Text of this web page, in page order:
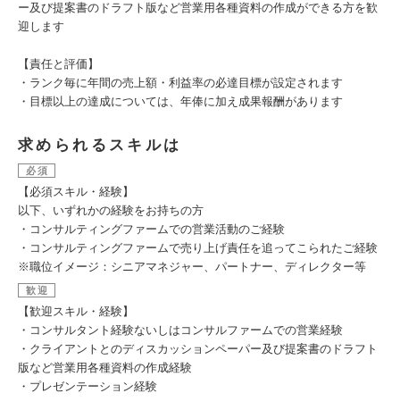
ー及び提案書のドラフト版など営業用各種資料の作成ができる方を歓
迎します
【責任と評価】
・ランク毎に年間の売上額・利益率の必達目標が設定されます
・目標以上の達成については、年俸に加え成果報酬があります
求められるスキルは
必須
【必須スキル・経験】
以下、いずれかの経験をお持ちの方
・コンサルティングファームでの営業活動のご経験
・コンサルティングファームで売り上げ責任を追ってこられたご経験
※職位イメージ：シニアマネジャー、パートナー、ディレクター等
歓迎
【歓迎スキル・経験】
・コンサルタント経験ないしはコンサルファームでの営業経験
・クライアントとのディスカッションペーパー及び提案書のドラフト
版など営業用各種資料の作成経験
・プレゼンテーション経験